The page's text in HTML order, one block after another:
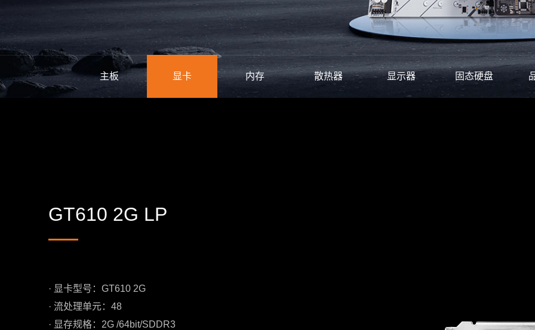
主板 显卡 内存 散热器 显示器 固态硬盘
GT610 2G LP
· 显卡型号：GT610 2G
· 流处理单元：48
· 显存规格：2G /64bit/SDDR3